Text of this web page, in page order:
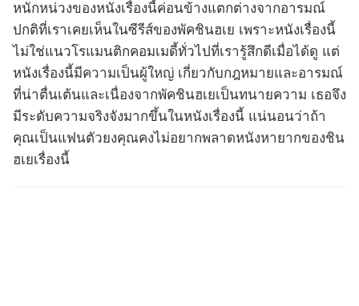
หนักหน่วงของหนังเรื่องนี้ค่อนข้างแตกต่างจากอารมณ์
ปกติที่เราเคยเห็นในซีรีส์ของพัคชินฮเย เพราะหนังเรื่องนี้
ไม่ใช่แนวโรแมนติกคอมเมดี้ทั่วไปที่เรารู้สึกดีเมื่อได้ดู แต่
หนังเรื่องนี้มีความเป็นผู้ใหญ่ เกี่ยวกับกฎหมายและอารมณ์
ที่น่าตื่นเต้นและเนื่องจากพัคชินฮเยเป็นทนายความ เธอจึง
มีระดับความจริงจังมากขึ้นในหนังเรื่องนี้ แน่นอนว่าถ้า
คุณเป็นแฟนตัวยงคุณคงไม่อยากพลาดหนังหายากของชิน
ฮเยเรื่องนี้